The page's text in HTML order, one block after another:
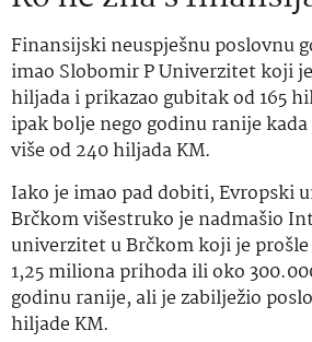
Finansijski neuspješnu poslovnu
imao Slobomir P Univerzitet koji
hiljada i prikazao gubitak od 165
ipak bolje nego godinu ranije
više od 240 hiljada KM.
Iako je imao pad dobiti, Evropski
Brčkom višestruko je nadmašio
univerzitet u Brčkom koji je
1,25 miliona prihoda ili oko
godinu ranije, ali je zabilježio
hiljade KM.